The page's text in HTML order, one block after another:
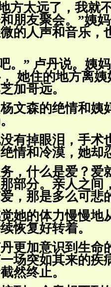
方太远了，我就
朋友聚会。”姨
的人声和音乐，
。” 卢丹说。姨
她住的地方离姨
加哥远。
文森的绝情和姨
有掉眼泪，手术
情和冷漠，她却
，什么是爱？爱
部分。亲人之间
，那是多么可悲
她的体力慢慢地
恢复好转着。
更加意识到生命
场突如其来的疾
然终止。